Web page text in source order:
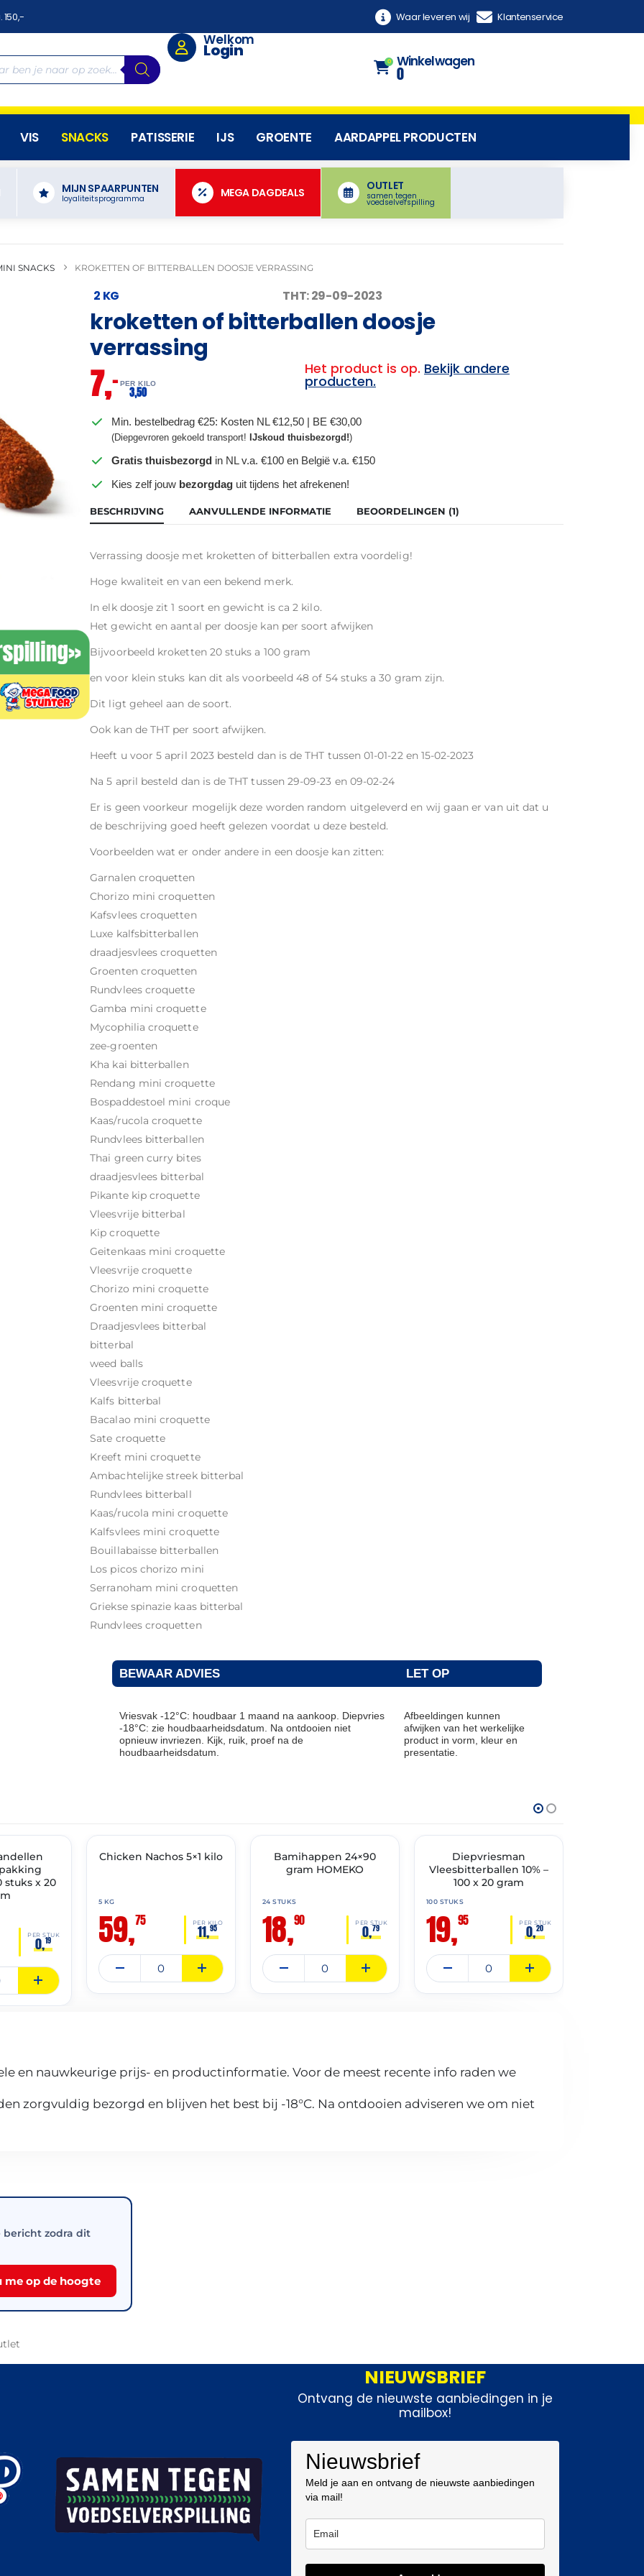
150,- Waar leveren wij Klantenservice
Welkom
Login
0 Winkelwagen
0
VIS SNACKS PATISSERIE IJS GROENTE AARDAPPEL PRODUCTEN
MIJN SPAARPUNTEN
loyaliteitsprogramma MEGA DAGDEALS
OUTLET
samen tegen
voedselverspilling
SNACKS KROKETTEN OF BITTERBALLEN DOOSJE VERRASSING
2 KG THT: 29-09-2023
kroketten of bitterballen doosje
verrassing
7,– PER KILO
3,50
Het product is op. Bekijk andere
producten.
Min. bestelbedrag €25: Kosten NL €12,50 | BE €30,00
(Diepgevroren gekoeld transport!IJskoud thuisbezorgd!)
Gratis thuisbezorgd in NL v.a. €100 en België v.a. €150
Kies zelf jouw bezorgdag uit tijdens het afrekenen!
BESCHRIJVING AANVULLENDE INFORMATIE BEOORDELINGEN (1)
Verrassing doosje met kroketten of bitterballen extra voordelig!
Hoge kwaliteit en van een bekend merk.
In elk doosje zit 1 soort en gewicht is ca 2 kilo.
Het gewicht en aantal per doosje kan per soort afwijken
Bijvoorbeeld kroketten 20 stuks a 100 gram
en voor klein stuks kan dit als voorbeeld 48 of 54 stuks a 30 gram zijn.
Dit ligt geheel aan de soort.
Ook kan de THT per soort afwijken.
Heeft u voor 5 april 2023 besteld dan is de THT tussen 01-01-22 en 15-02-2023
Na 5 april besteld dan is de THT tussen 29-09-23 en 09-02-24
Er is geen voorkeur mogelijk deze worden random uitgeleverd en wij gaan er van uit dat u
de beschrijving goed heeft gelezen voordat u deze besteld.
Voorbeelden wat er onder andere in een doosje kan zitten:
Garnalen croquetten
Chorizo mini croquetten
Kafsvlees croquetten
Luxe kalfsbitterballen
draadjesvlees croquetten
Groenten croquetten
Rundvlees croquette
Gamba mini croquette
Mycophilia croquette
zee-groenten
Kha kai bitterballen
Rendang mini croquette
Bospaddestoel mini croque
Kaas/rucola croquette
Rundvlees bitterballen
Thai green curry bites
draadjesvlees bitterbal
Pikante kip croquette
Vleesvrije bitterbal
Kip croquette
Geitenkaas mini croquette
Vleesvrije croquette
Chorizo mini croquette
Groenten mini croquette
Draadjesvlees bitterbal
bitterbal
weed balls
Vleesvrije croquette
Kalfs bitterbal
Bacalao mini croquette
Sate croquette
Kreeft mini croquette
Ambachtelijke streek bitterbal
Rundvlees bitterball
Kaas/rucola mini croquette
Kalfsvlees mini croquette
Bouillabaisse bitterballen
Los picos chorizo mini
Serranoham mini croquetten
Griekse spinazie kaas bitterbal
Rundvlees croquetten
BEWAAR ADVIES LET OP
Vriesvak -12°C: houdbaar 1 maand na aankoop. Diepvries
-18°C: zie houdbaarheidsdatum. Na ontdooien niet
opnieuw invriezen. Kijk, ruik, proef na de
houdbaarheidsdatum.
Afbeeldingen kunnen
afwijken van het werkelijke
product in vorm, kleur en
presentatie.
stuks x 20
PER STUK
0,19
✓ VAST ASSORTIMENT
Chicken Nachos 5×1 kilo
5 KG
59,75 PER KILO
11,95
✓ VAST ASSORTIMENT
Bamihappen 24×90
gram HOMEKO
24 STUKS
18,90 PER STUK
0,79
✓ VAST ASSORTIMENT
Diepvriesman
Vleesbitterballen 10% –
100 x 20 gram
100 STUKS
19,95 PER STUK
0,20
en nauwkeurige prijs- en productinformatie. Voor de meest recente info raden we
zorgvuldig bezorgd en blijven het best bij -18°C. Na ontdooien adviseren we om niet
bericht zodra dit
me op de hoogte
NIEUWSBRIEF
Ontvang de nieuwste aanbiedingen in je
mailbox!
Nieuwsbrief
Meld je aan en ontvang de nieuwste aanbiedingen
via mail!